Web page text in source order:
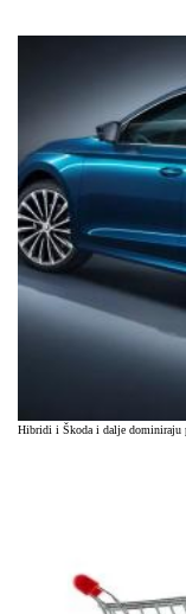
Hibridi i Škoda i dalje dominiraju